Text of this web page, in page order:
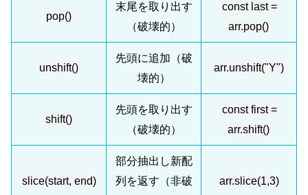
pop()
末尾を取り出す
（破壊的）
const last =
arr.pop()
unshift()
先頭に追加（破
壊的）
arr.unshift("Y")
shift()
先頭を取り出す
（破壊的）
const first =
arr.shift()
slice(start, end)
部分抽出し新配
列を返す（非破
arr.slice(1,3)